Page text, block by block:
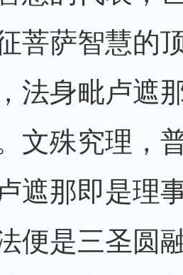
菩萨智慧的
法身毗卢遮
文殊究理，
遮那即是理
便是三圣圆